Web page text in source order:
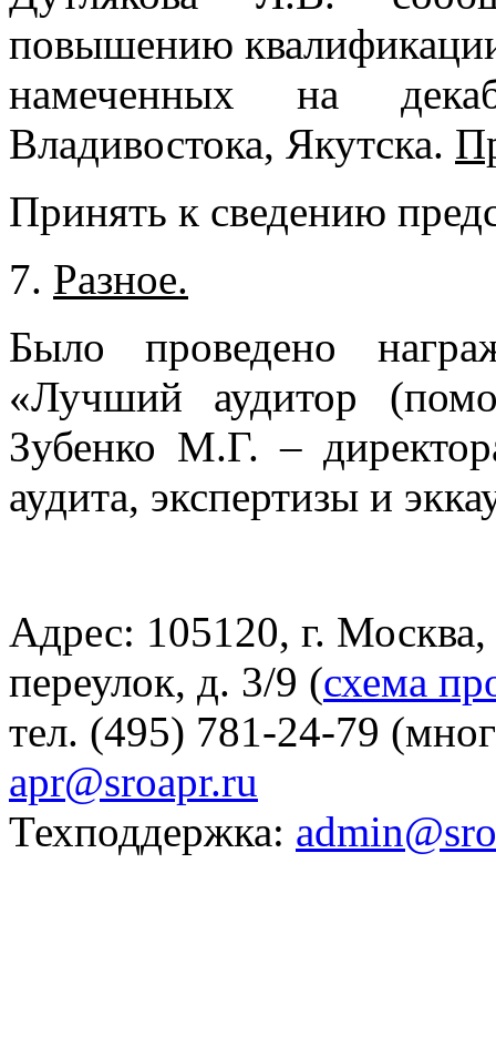
повышению
намеченных на
Владивостока, Якутска.
Принять к сведению
7. Разное.
Было проведено
«Лучший аудитор
Зубенко М.Г. –
аудита, экспертизы и
Адрес: 105120, г.
переулок, д. 3/9 (схема
тел. (495) 781-24-79
apr@sroapr.ru
Техподдержка: